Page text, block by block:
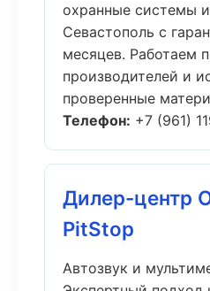
охранные системы
Севастополь с
месяцев. Работаем
производителей и
проверенные
Телефон: +7 (961)
Дилер-центр
PitStop
Автозвук и